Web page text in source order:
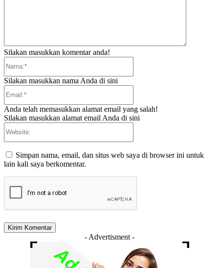
Silakan masukkan komentar anda!
Silakan masukkan nama Anda di sini
Anda telah memasukkan alamat email yang salah!
Silakan masukkan alamat email Anda di sini
Simpan nama, email, dan situs web saya di browser ini untuk
lain kali saya berkomentar.
- Advertisment -